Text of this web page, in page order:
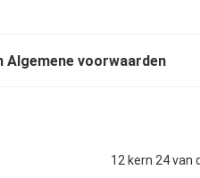
Algemene voorwaarden
12 kern 24 van